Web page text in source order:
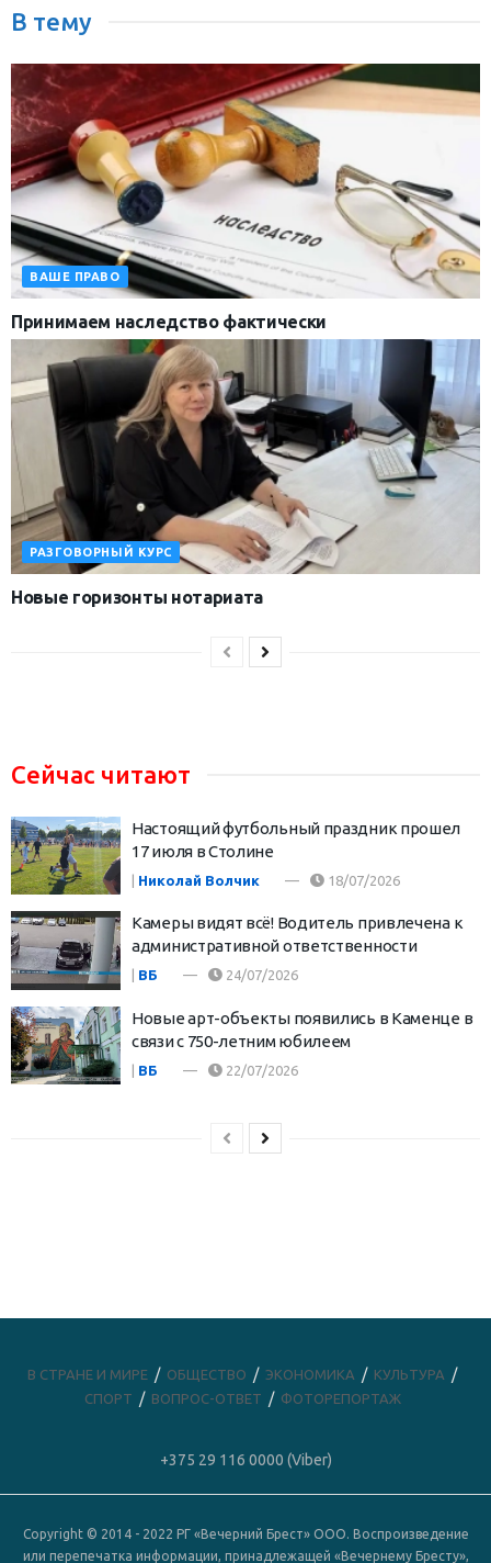
В тему
ВАШЕ ПРАВО
Принимаем наследство фактически
РАЗГОВОРНЫЙ КУРС
Новые горизонты нотариата
Сейчас читают
Настоящий футбольный праздник прошел
17 июля в Столине
| Николай Волчик 18/07/2026
Камеры видят всё! Водитель привлечена к
административной ответственности
ВБ 24/07/2026
Новые арт-объекты появились в Каменце в
связи с 750-летним юбилеем
| ВБ 22/07/2026
В СТРАНЕ И МИРЕ ОБЩЕСТВО ЭКОНОМИКА
КУЛЬТУРА
СПОРТ
ВОПРОС-ОТВЕТ ФОТОРЕПОРТАЖ
+375 29 116 0000 (Viber)
Copyright © 2014 - 2022 РГ «Вечерний Брест» ООО. Воспроизведение
или перепечатка информации, принадлежащей «Вечернему Бресту»,